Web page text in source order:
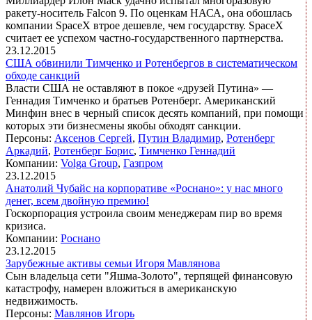
ракету-носитель Falcon 9. По оценкам НАСА, она обошлась
компании SpaceX втрое дешевле, чем государству. SpaceX
считает ее успехом частно-государственного партнерства.
23.12.2015
США обвинили Тимченко и Ротенбергов в систематическом
обходе санкций
Власти США не оставляют в покое «друзей Путина» —
Геннадия Тимченко и братьев Ротенберг. Американский
Минфин внес в черный список десять компаний, при помощи
которых эти бизнесмены якобы обходят санкции.
Персоны: Аксенов Сергей, Путин Владимир, Ротенберг
Аркадий, Ротенберг Борис, Тимченко Геннадий
Компании: Volga Group, Газпром
23.12.2015
Анатолий Чубайс на корпоративе «Роснано»: у нас много
денег, всем двойную премию!
Госкорпорация устроила своим менеджерам пир во время
кризиса.
Компании: Роснано
23.12.2015
Зарубежные активы семьи Игоря Мавлянова
Сын владельца сети "Яшма-Золото", терпящей финансовую
катастрофу, намерен вложиться в американскую
недвижимость.
Персоны: Мавлянов Игорь